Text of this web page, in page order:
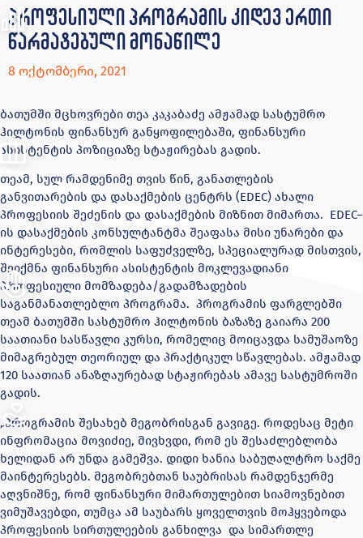
პროფესიული პროგრამის კიდევ ერთი
წარმატებული მონაწილე
8 ოქტომბერი, 2021
ბათუმში მცხოვრები თეა კაკაბაძე ამჟამად სასტუმრო
ჰილტონის ფინანსურ განყოფილებაში, ფინანსური
ასისტენტის პოზიციაზე სტაჟირებას გადის.
თეამ, სულ რამდენიმე თვის წინ, განათლების
განვითარების და დასაქმების ცენტრს (EDEC) ახალი
პროფესიის შეძენის და დასაქმების მიზნით მიმართა. EDEC–
ის დასაქმების კონსულტანტმა შეაფასა მისი უნარები და
ინტერესები, რომლის საფუძველზე, სპეციალურად მისთვის,
შეიქმნა ფინანსური ასისტენტის მოკლევადიანი
პროფესიული მომზადება/გადამზადების
საგანმანათლებლო პროგრამა. პროგრამის ფარგლებში
თეამ ბათუმში სასტუმრო ჰილტონის ბაზაზე გაიარა 200
საათიანი სასწავლი კურსი, რომელიც მოიცავდა სამუშაოზე
მიმაგრებულ თეორიულ და პრაქტიკულ სწავლებას. ამჟამად
120 საათიან ანაზღაურებად სტაჟირებას ამავე სასტუმროში
გადის.
„პროგრამის შესახებ მეგობრისგან გავიგე. როდესაც მეტი
ინფრომაცია მოვიძიე, მივხვდი, რომ ეს შესაძლებლობა
ხელიდან არ უნდა გამეშვა. დიდი ხანია საბუღალტრო საქმე
მაინტერესებს. მეგობრებთან საუბრისას რამდენჯერმე
აღვნიშნე, რომ ფინანსური მიმართულებით სიამოვნებით
ვიმუშავებდი, თუმცა ამ საუბარს ყოველთვის მოჰყვებოდა
პროფესიის სირთულეების განხილვა და სიმართლე